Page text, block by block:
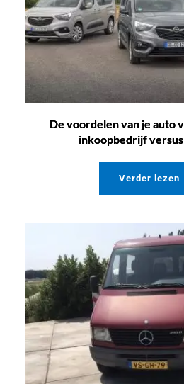
De voordelen van je auto
inkoopbedrijf
Verder lezen